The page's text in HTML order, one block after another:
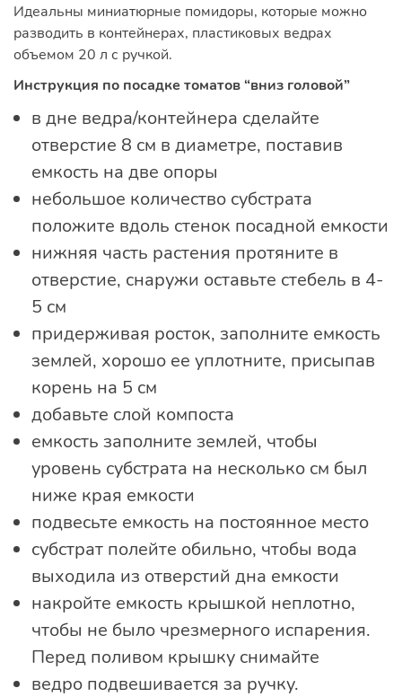
Идеальны миниатюрные помидоры, которые можно
разводить в контейнерах, пластиковых ведрах
объемом 20 л с ручкой.
Инструкция по посадке томатов “вниз головой”
в дне ведра/контейнера сделайте
отверстие 8 см в диаметре, поставив
емкость на две опоры
небольшое количество субстрата
положите вдоль стенок посадной емкости
нижняя часть растения протяните в
отверстие, снаружи оставьте стебель в 4-
5 см
придерживая росток, заполните емкость
землей, хорошо ее уплотните, присыпав
корень на 5 см
добавьте слой компоста
емкость заполните землей, чтобы
уровень субстрата на несколько см был
ниже края емкости
подвесьте емкость на постоянное место
субстрат полейте обильно, чтобы вода
выходила из отверстий дна емкости
накройте емкость крышкой неплотно,
чтобы не было чрезмерного испарения.
Перед поливом крышку снимайте
ведро подвешивается за ручку.